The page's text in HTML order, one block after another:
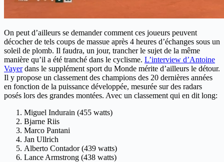
On peut d’ailleurs se demander comment ces joueurs peuvent
décocher de tels coups de massue après 4 heures d’échanges sous un
soleil de plomb. Il faudra, un jour, trancher le sujet de la même
manière qu’il a été tranché dans le cyclisme. L’interview d’Antoine
Vayerdans le supplément sport du Monde mérite d’ailleurs le détour.
Il y propose un classement des champions des 20 dernières années
en fonction de la puissance développée, mesurée sur des radars
posés lors des grandes montées. Avec un classement qui en dit long:
Miguel Indurain (455 watts)
Bjarne Riis
Marco Pantani
Jan Ullrich
Alberto Contador (439 watts)
Lance Armstrong (438 watts)